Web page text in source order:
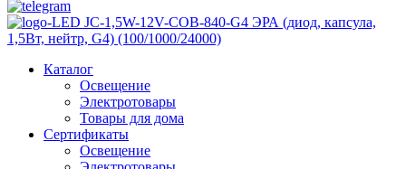
Каталог
Освещение
Электротовары
Товары для дома
Сертификаты
Освещение